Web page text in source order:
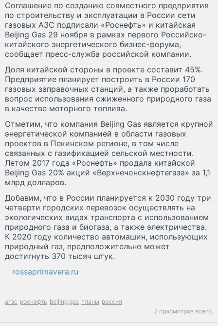
Соглашение по созданию совместного предприятия
по строительству и эксплуатации в России сети
газовых АЗС подписали «Роснефть» и китайская
Beijing Gas 29 ноября в рамках первого Российско-
китайского энергетического бизнес-форума,
сообщает пресс-служба российской компании.
Доля китайской стороны в проекте составит 45%.
Предприятие планирует построить в России 170
газовых заправочных станций, а также проработать
вопрос использования сжиженного природного газа
в качестве моторного топлива.
Отметим, что компания Beijing Gas является крупной
энергетической компанией в области газовых
проектов в Пекинском регионе, в том числе
связанных с газификацией сельской местности.
Летом 2017 года «Роснефть» продала китайской
Beijing Gas 20% акций «Верхнечонскнефтегаза» за 1,1
млрд долларов.
Добавим, что в России планируется к 2030 году три
четверти городских перевозок осуществлять на
экологических видах транспорта с использованием
природного газа и биогаза, а также электричества.
К 2020 году количество автомашин, использующих
природный газ, предположительно может
достигнуть 370 тысяч штук.
rossaprimavera.ru
агзс роснефть beijing gas планы россия
2 просмотров всего.